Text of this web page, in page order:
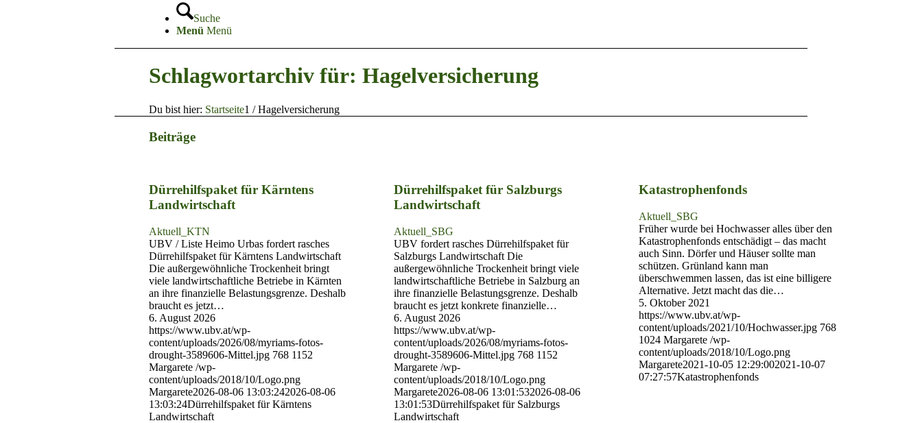
Suche
Menü Menü
Schlagwortarchiv für: Hagelversicherung
Du bist hier: Startseite1 / Hagelversicherung
Beiträge
Dürrehilfspaket für Kärntens
Landwirtschaft
Aktuell_KTN
UBV / Liste Heimo Urbas fordert rasches
Dürrehilfspaket für Kärntens Landwirtschaft
Die außergewöhnliche Trockenheit bringt
viele landwirtschaftliche Betriebe in Kärnten
an ihre finanzielle Belastungsgrenze. Deshalb
braucht es jetzt…
6. August 2026
https://www.ubv.at/wp-
content/uploads/2026/08/myriams-fotos-
drought-3589606-Mittel.jpg 768 1152
Margarete /wp-
content/uploads/2018/10/Logo.png
Margarete2026-08-06 13:03:242026-08-06
13:03:24Dürrehilfspaket für Kärntens
Landwirtschaft
Dürrehilfspaket für Salzburgs
Landwirtschaft
Aktuell_SBG
UBV fordert rasches Dürrehilfspaket für
Salzburgs Landwirtschaft Die
außergewöhnliche Trockenheit bringt viele
landwirtschaftliche Betriebe in Salzburg an
ihre finanzielle Belastungsgrenze. Deshalb
braucht es jetzt konkrete finanzielle…
6. August 2026
https://www.ubv.at/wp-
content/uploads/2026/08/myriams-fotos-
drought-3589606-Mittel.jpg 768 1152
Margarete /wp-
content/uploads/2018/10/Logo.png
Margarete2026-08-06 13:01:532026-08-06
13:01:53Dürrehilfspaket für Salzburgs
Landwirtschaft
Katastrophenfonds
Aktuell_SBG
Früher wurde bei Hochwasser alles über den
Katastrophenfonds entschädigt – das macht
auch Sinn. Dörfer und Häuser sollte man
schützen. Grünland kann man
überschwemmen lassen, das ist eine billigere
Alternative. Jetzt macht das die…
5. Oktober 2021
https://www.ubv.at/wp-
content/uploads/2021/10/Hochwasser.jpg 768
1024 Margarete /wp-
content/uploads/2018/10/Logo.png
Margarete2021-10-05 12:29:002021-10-07
07:27:57Katastrophenfonds